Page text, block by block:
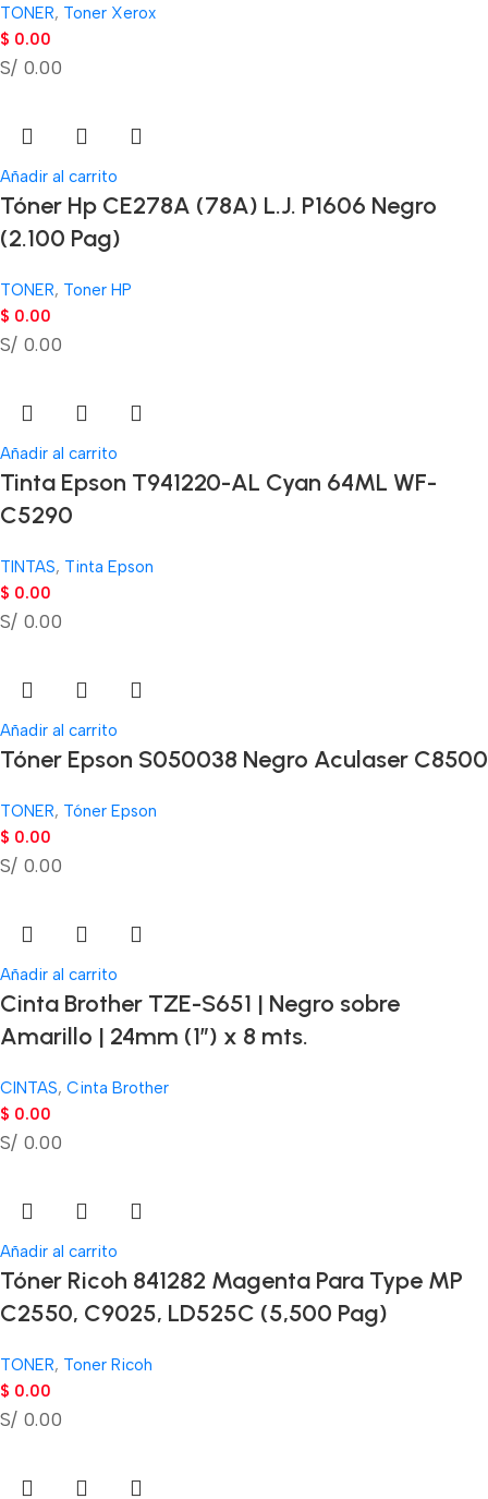
TONER, Toner Xerox
$ 0.00
S/ 0.00
Añadir al carrito
Tóner Hp CE278A (78A) L.J. P1606 Negro
(2.100 Pag)
TONER, Toner HP
$ 0.00
S/ 0.00
Añadir al carrito
Tinta Epson T941220-AL Cyan 64ML WF-
C5290
TINTAS, Tinta Epson
$ 0.00
S/ 0.00
Añadir al carrito
Tóner Epson S050038 Negro Aculaser C8500
TONER, Tóner Epson
$ 0.00
S/ 0.00
Añadir al carrito
Cinta Brother TZE-S651 | Negro sobre
Amarillo | 24mm (1″) x 8 mts.
CINTAS, Cinta Brother
$ 0.00
S/ 0.00
Añadir al carrito
Tóner Ricoh 841282 Magenta Para Type MP
C2550, C9025, LD525C (5,500 Pag)
TONER, Toner Ricoh
$ 0.00
S/ 0.00